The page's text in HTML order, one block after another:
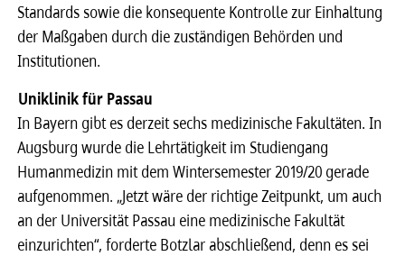
Standards sowie die konsequente Kontrolle zur Einhaltung
der Maßgaben durch die zuständigen Behörden und
Institutionen.
Uniklinik für Passau
In Bayern gibt es derzeit sechs medizinische Fakultäten. In
Augsburg wurde die Lehrtätigkeit im Studiengang
Humanmedizin mit dem Wintersemester 2019/20 gerade
aufgenommen. „Jetzt wäre der richtige Zeitpunkt, um auch
an der Universität Passau eine medizinische Fakultät
einzurichten“, forderte Botzlar abschließend, denn es sei